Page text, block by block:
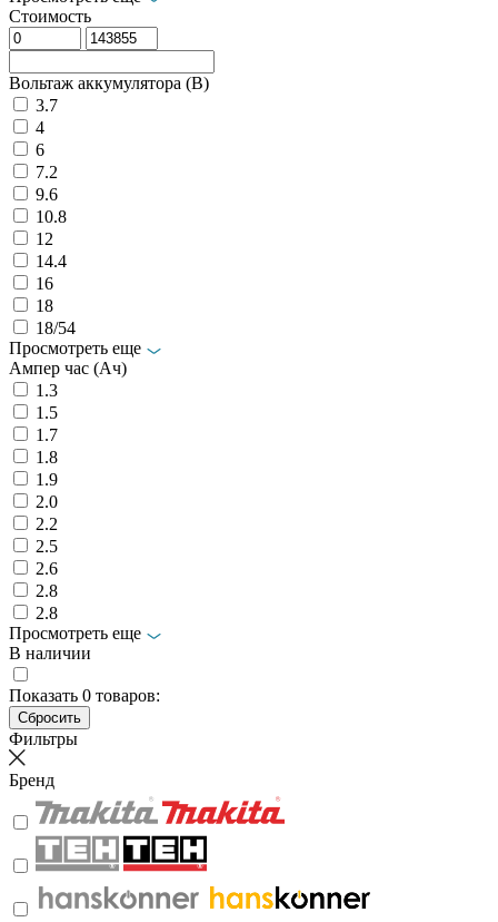
Стоимость
Вольтаж аккумулятора (В)
3.7
4
6
7.2
9.6
10.8
12
14.4
16
18
18/54
Просмотреть еще
Ампер час (Ач)
1.3
1.5
1.7
1.8
1.9
2.0
2.2
2.5
2.6
2.8
2.8
Просмотреть еще
В наличии
Показать 0 товаров:
Фильтры
Бренд